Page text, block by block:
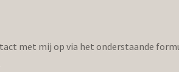
met mij op via het onderstaande